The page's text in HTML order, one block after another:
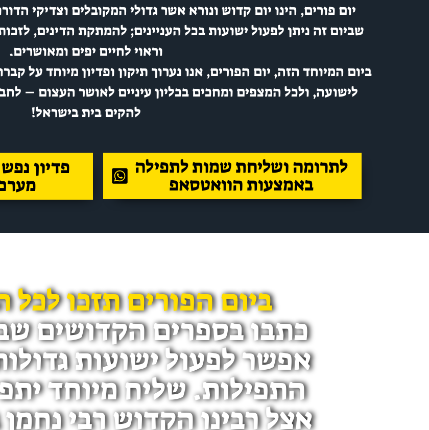
יום פורים, הינו יום קדוש ונורא אשר גדולי המקובלים וצדיקי
שביום זה ניתן לפעול ישועות בכל העניינים; להמתקת הדינים,
וראוי לחיים יפים ומאושרים.
ביום המיוחד הזה, יום הפורים, אנו נערוך תיקון ופדיון מיוחד על
לישועה, ולכל המצפים ומחכים בכליון עיניים לאושר העצום –
להקים בית בישראל!
לתרומה ושליחת שמות לתפילה
באמצעות הוואטסאפ
פדיון
ביום הפורים תזכו לכל
כתבו בספרים הקדושים
אפשר לפעול ישועות
התפילות. שליח מיוחד
אצל רבינו הקדוש רבי